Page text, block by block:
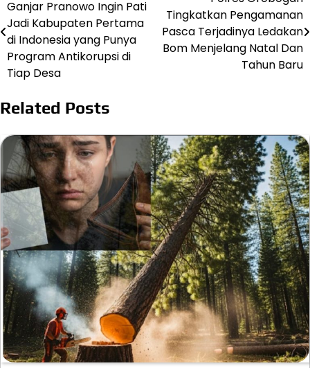
pos
Ganjar Pranowo Ingin Pati
Jadi Kabupaten Pertama
di Indonesia yang Punya
Program Antikorupsi di
Tiap Desa
Tingkatkan Pengamanan
Pasca Terjadinya Ledakan
Bom Menjelang Natal Dan
Tahun Baru
Related Posts